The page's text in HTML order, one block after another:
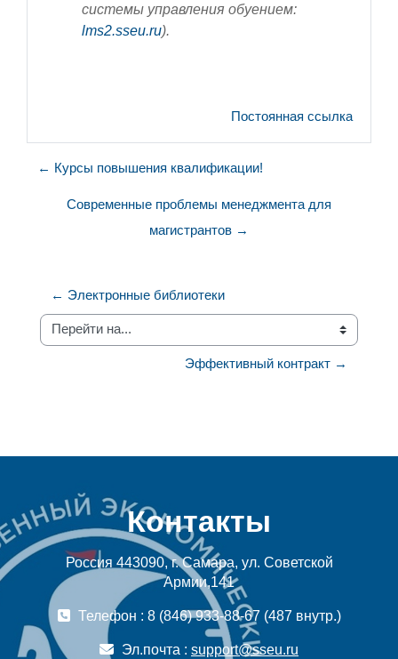
системы управления обуением:
lms2.sseu.ru).
Постоянная ссылка
← Курсы повышения квалификации!
Современные проблемы менеджмента для
магистрантов →
← Электронные библиотеки
Перейти на...
Эффективный контракт →
Контакты
Россия 443090, г. Самара, ул. Советской
Армии,141
Телефон : 8 (846) 933-88-67 (487 внутр.)
Эл.почта : support@sseu.ru